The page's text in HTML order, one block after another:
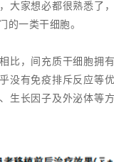
大家想必都很熟悉了
的一类干细胞。
比，间充质干细胞拥
没有免疫排斥反应等
生长因子及外泌体等